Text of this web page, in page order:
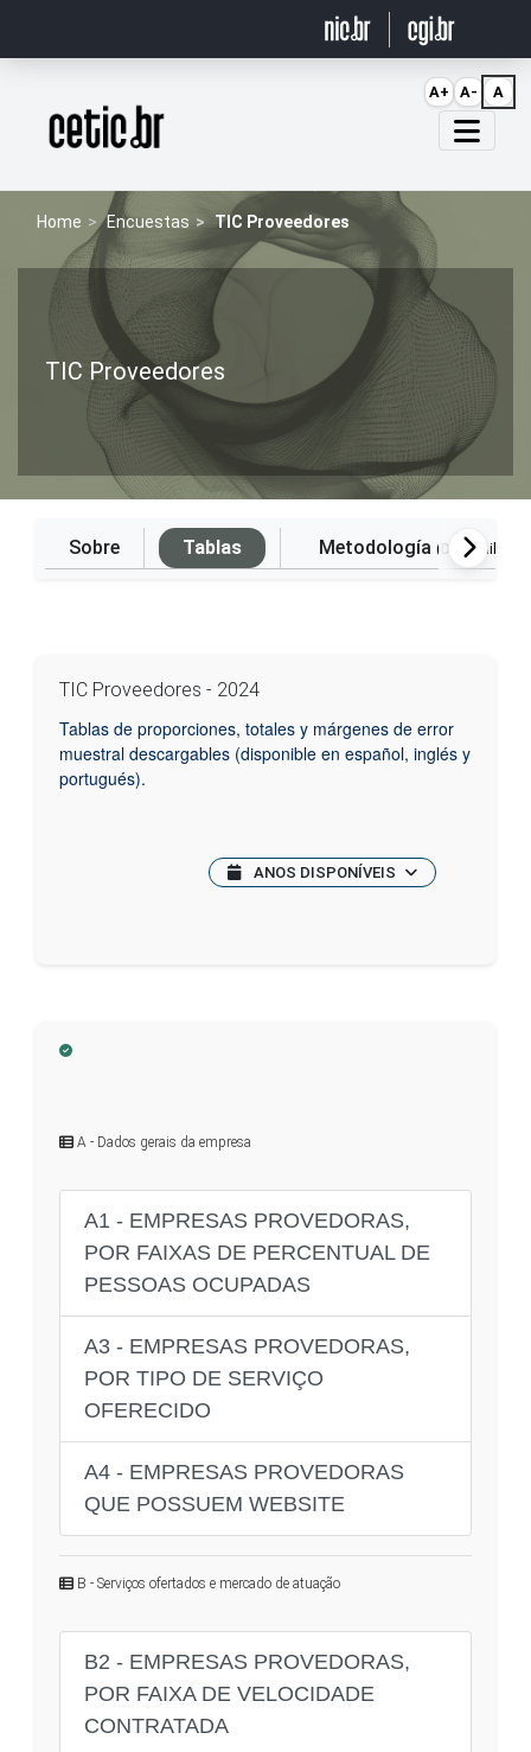
Página inicial
Home Encuestas TIC Proveedores
TIC Proveedores
Sobre Tablas Metodología (Disponible
TIC Proveedores - 2024
Tablas de proporciones, totales y márgenes de error
muestral descargables (disponible en español, inglés y
portugués).
ANOS DISPONÍVEIS
A - Dados gerais da empresa
A1 - EMPRESAS PROVEDORAS,
POR FAIXAS DE PERCENTUAL DE
PESSOAS OCUPADAS
A3 - EMPRESAS PROVEDORAS,
POR TIPO DE SERVIÇO
OFERECIDO
A4 - EMPRESAS PROVEDORAS
QUE POSSUEM WEBSITE
B - Serviços ofertados e mercado de atuação
B2 - EMPRESAS PROVEDORAS,
POR FAIXA DE VELOCIDADE
CONTRATADA
A+ A- A